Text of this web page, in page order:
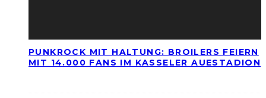
PUNKROCK MIT HALTUNG: BROILERS FEIERN
MIT 14.000 FANS IM KASSELER AUESTADION